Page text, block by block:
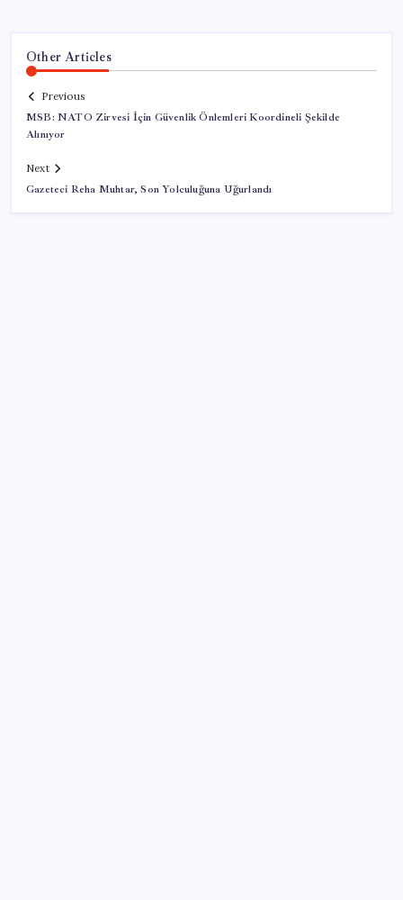
Other Articles
Previous
MSB: NATO Zirvesi İçin Güvenlik Önlemleri Koordineli Şekilde
Alınıyor
Next
Gazeteci Reha Muhtar, Son Yolculuğuna Uğurlandı